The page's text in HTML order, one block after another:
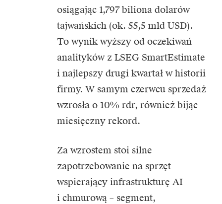
osiągając 1,797 biliona dolarów
tajwańskich (ok. 55,5 mld USD).
To wynik wyższy od oczekiwań
analityków z LSEG SmartEstimate
i najlepszy drugi kwartał w historii
firmy. W samym czerwcu sprzedaż
wzrosła o 10% rdr, również bijąc
miesięczny rekord.
Za wzrostem stoi silne
zapotrzebowanie na sprzęt
wspierający infrastrukturę AI
i chmurową – segment,